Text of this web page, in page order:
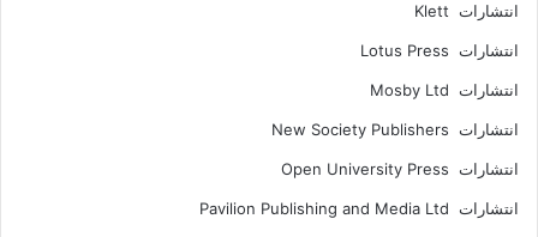
انتشارات Klett
انتشارات Lotus Press
انتشارات Mosby Ltd
انتشارات New Society Publishers
انتشارات Open University Press
انتشارات Pavilion Publishing and Media Ltd